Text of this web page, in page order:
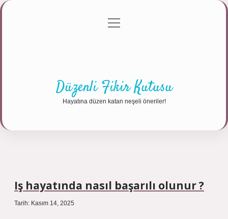
Gizlilik Politikası
menüyü
Düzenli Fikir Kutusu
Hayatına düzen katan neşeli öneriler!
Iş hayatında nasıl başarılı olunur ?
Tarih: Kasım 14, 2025